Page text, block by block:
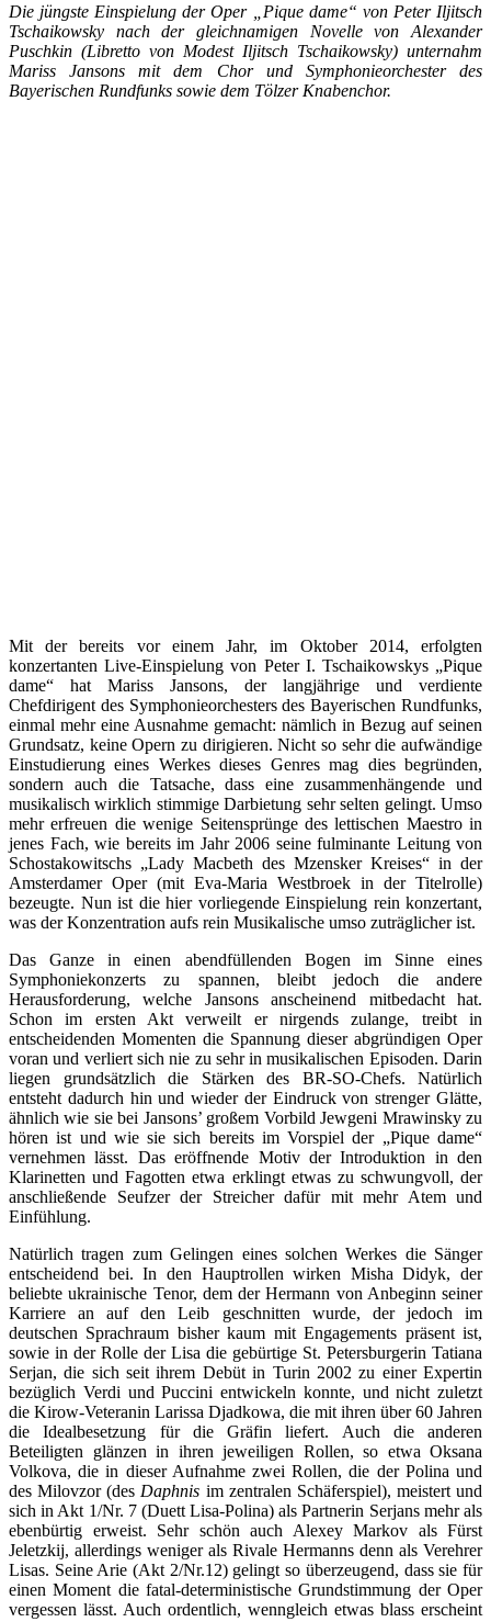
Die jüngste Einspielung der Oper „Pique dame“ von Peter Iljitsch
Tschaikowsky nach der gleichnamigen Novelle von Alexander
Puschkin (Libretto von Modest Iljitsch Tschaikowsky) unternahm
Mariss Jansons mit dem Chor und Symphonieorchester des
Bayerischen Rundfunks sowie dem Tölzer Knabenchor.
Mit der bereits vor einem Jahr, im Oktober 2014, erfolgten
konzertanten Live-Einspielung von Peter I. Tschaikowskys „Pique
dame“ hat Mariss Jansons, der langjährige und verdiente
Chefdirigent des Symphonieorchesters des Bayerischen Rundfunks,
einmal mehr eine Ausnahme gemacht: nämlich in Bezug auf seinen
Grundsatz, keine Opern zu dirigieren. Nicht so sehr die aufwändige
Einstudierung eines Werkes dieses Genres mag dies begründen,
sondern auch die Tatsache, dass eine zusammenhängende und
musikalisch wirklich stimmige Darbietung sehr selten gelingt. Umso
mehr erfreuen die wenige Seitensprünge des lettischen Maestro in
jenes Fach, wie bereits im Jahr 2006 seine fulminante Leitung von
Schostakowitschs „Lady Macbeth des Mzensker Kreises“ in der
Amsterdamer Oper (mit Eva-Maria Westbroek in der Titelrolle)
bezeugte. Nun ist die hier vorliegende Einspielung rein konzertant,
was der Konzentration aufs rein Musikalische umso zuträglicher ist.
Das Ganze in einen abendfüllenden Bogen im Sinne eines
Symphoniekonzerts zu spannen, bleibt jedoch die andere
Herausforderung, welche Jansons anscheinend mitbedacht hat.
Schon im ersten Akt verweilt er nirgends zulange, treibt in
entscheidenden Momenten die Spannung dieser abgründigen Oper
voran und verliert sich nie zu sehr in musikalischen Episoden. Darin
liegen grundsätzlich die Stärken des BR-SO-Chefs. Natürlich
entsteht dadurch hin und wieder der Eindruck von strenger Glätte,
ähnlich wie sie bei Jansons’ großem Vorbild Jewgeni Mrawinsky zu
hören ist und wie sie sich bereits im Vorspiel der „Pique dame“
vernehmen lässt. Das eröffnende Motiv der Introduktion in den
Klarinetten und Fagotten etwa erklingt etwas zu schwungvoll, der
anschließende Seufzer der Streicher dafür mit mehr Atem und
Einfühlung.
Natürlich tragen zum Gelingen eines solchen Werkes die Sänger
entscheidend bei. In den Hauptrollen wirken Misha Didyk, der
beliebte ukrainische Tenor, dem der Hermann von Anbeginn seiner
Karriere an auf den Leib geschnitten wurde, der jedoch im
deutschen Sprachraum bisher kaum mit Engagements präsent ist,
sowie in der Rolle der Lisa die gebürtige St. Petersburgerin Tatiana
Serjan, die sich seit ihrem Debüt in Turin 2002 zu einer Expertin
bezüglich Verdi und Puccini entwickeln konnte, und nicht zuletzt
die Kirow-Veteranin Larissa Djadkowa, die mit ihren über 60 Jahren
die Idealbesetzung für die Gräfin liefert. Auch die anderen
Beteiligten glänzen in ihren jeweiligen Rollen, so etwa Oksana
Volkova, die in dieser Aufnahme zwei Rollen, die der Polina und
des Milovzor (des Daphnis im zentralen Schäferspiel), meistert und
sich in Akt 1/Nr. 7 (Duett Lisa-Polina) als Partnerin Serjans mehr als
ebenbürtig erweist. Sehr schön auch Alexey Markov als Fürst
Jeletzkij, allerdings weniger als Rivale Hermanns denn als Verehrer
Lisas. Seine Arie (Akt 2/Nr.12) gelingt so überzeugend, dass sie für
einen Moment die fatal-deterministische Grundstimmung der Oper
vergessen lässt. Auch ordentlich, wenngleich etwas blass erscheint